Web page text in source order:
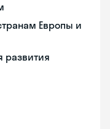
Европы и
развития